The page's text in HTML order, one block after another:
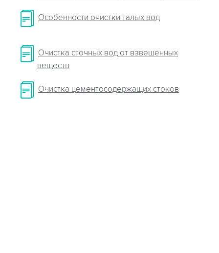
Особенности очистки талых вод
Очистка сточных вод от взвешенных
веществ
Очистка цементосодержащих стоков